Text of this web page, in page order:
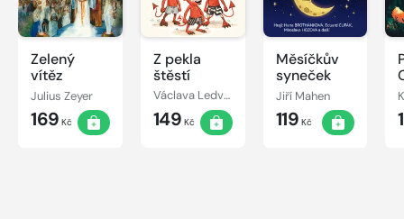
Zelený
vítěz
Julius Zeyer
169 Kč
Z pekla
štěstí
Václava Ledvinková
149 Kč
Měsíčkův
syneček
Jiří Mahen
119 Kč